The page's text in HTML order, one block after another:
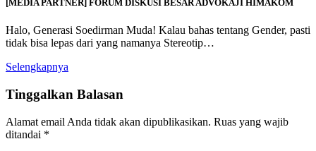
[MEDIA PARTNER] FORUM DISKUSI BESAR ADVOKAJI HIMAKOM
Halo, Generasi Soedirman Muda! Kalau bahas tentang Gender, pasti
tidak bisa lepas dari yang namanya Stereotip…
Selengkapnya
Tinggalkan Balasan
Alamat email Anda tidak akan dipublikasikan. Ruas yang wajib
ditandai *